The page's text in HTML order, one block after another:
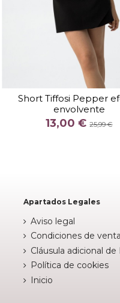
Short Tiffosi Pepper
envolvente
13,00 €25,99 €
TALLA
COLOR
Apartados Legales
Aviso legal
Condiciones de venta
Cláusula adicional de
Política de cookies
Inicio